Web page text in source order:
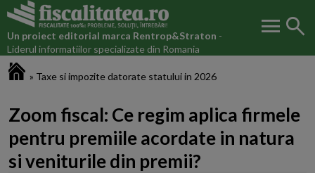
Un proiect editorial marca Rentrop&Straton -
Liderul informatiilor specializate din Romania
menu search
» Taxe si impozite datorate statului in 2026
Zoom fiscal: Ce regim aplica firmele
pentru premiile acordate in natura
si veniturile din premii?